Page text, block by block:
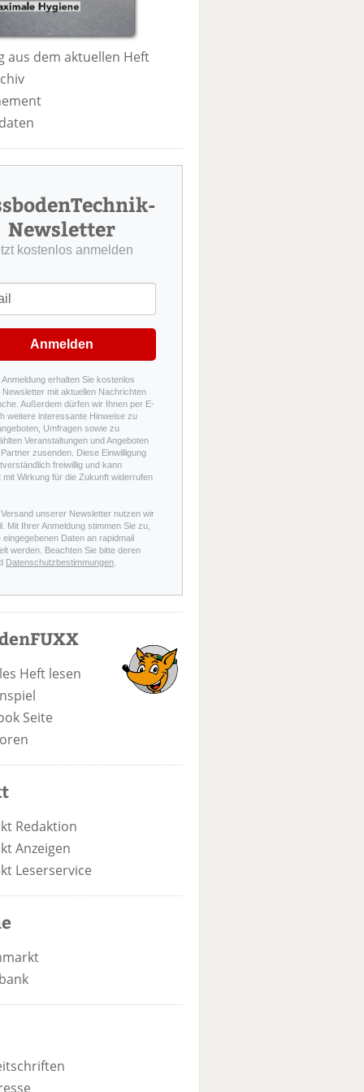
aus dem aktuellen Heft
Newsletter
kostenlos anmelden
Anmelden
Anmeldung erhalten Sie kostenlos
Newsletter mit aktuellen Nachrichten
Außerdem dürfen wir Ihnen per E-
weitere interessante Hinweise zu
Umfragen sowie zu
Veranstaltungen und Angeboten
zusenden. Diese Einwilligung
freiwillig und kann
mit Wirkung für die Zukunft widerrufen
Versand unserer Newsletter nutzen wir
Mit Ihrer Anmeldung stimmen Sie zu,
eingegebenen Daten an rapidmail
werden. Beachten Sie bitte deren
Datenschutzbestimmungen.
Heft lesen
Seite
Redaktion
Anzeigen
Leserservice